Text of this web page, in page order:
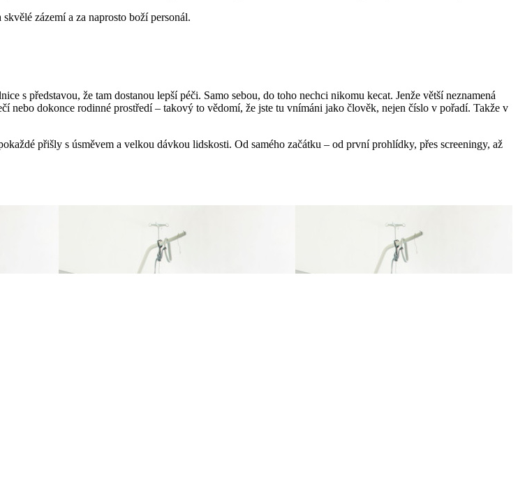
zázemí a za naprosto boží personál.
s představou, že tam dostanou lepší péči. Samo sebou, do toho nechci nikomu kecat. Jenže větší neznamená
nebo dokonce rodinné prostředí – takový to vědomí, že jste tu vnímáni jako člověk, nejen číslo v pořadí. Takže v
přišly s úsměvem a velkou dávkou lidskosti. Od samého začátku – od první prohlídky, přes screeningy, až